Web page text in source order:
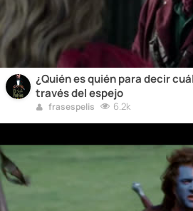
¿Quién es quién para decir
través del espejo
frasespelis 6.2k